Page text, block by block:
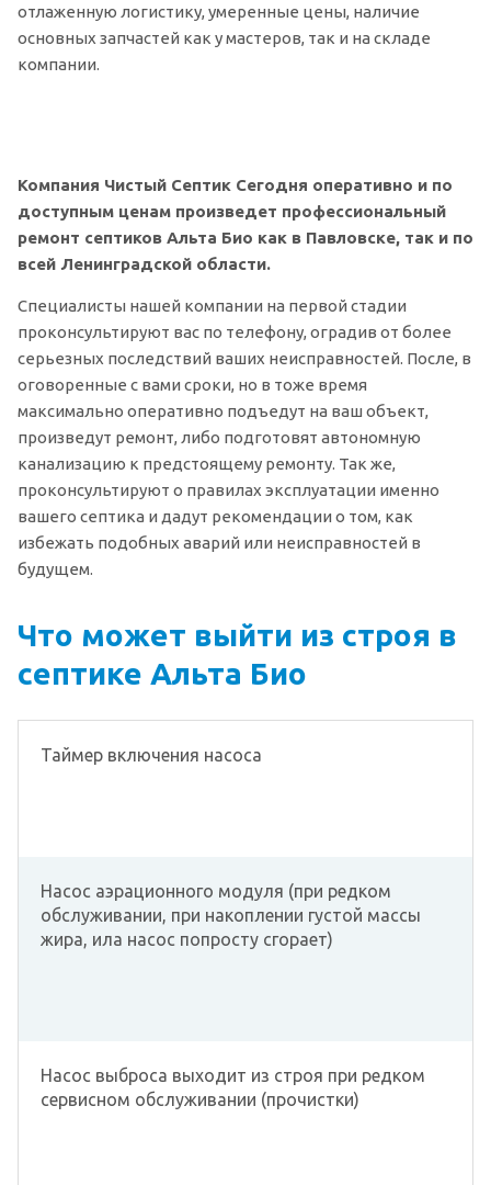
отлаженную логистику, умеренные цены, наличие
основных запчастей как у мастеров, так и на складе
компании.
Компания Чистый Септик Сегодня оперативно и по
доступным ценам произведет профессиональный
ремонт септиков Альта Био как в Павловске, так и по
всей Ленинградской области.
Специалисты нашей компании на первой стадии
проконсультируют вас по телефону, оградив от более
серьезных последствий ваших неисправностей. После, в
оговоренные с вами сроки, но в тоже время
максимально оперативно подъедут на ваш объект,
произведут ремонт, либо подготовят автономную
канализацию к предстоящему ремонту. Так же,
проконсультируют о правилах эксплуатации именно
вашего септика и дадут рекомендации о том, как
избежать подобных аварий или неисправностей в
будущем.
Что может выйти из строя в
септике Альта Био
Таймер включения насоса
Насос аэрационного модуля (при редком
обслуживании, при накоплении густой массы
жира, ила насос попросту сгорает)
Насос выброса выходит из строя при редком
сервисном обслуживании (прочистки)